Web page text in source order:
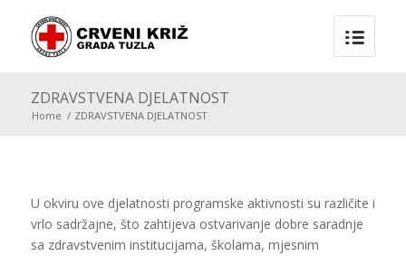
ZDRAVSTVENA DJELATNOST
Home / ZDRAVSTVENA DJELATNOST
U okviru ove djelatnosti programske aktivnosti su različite i
vrlo sadržajne, što zahtijeva ostvarivanje dobre saradnje
sa zdravstvenim institucijama, školama, mjesnim